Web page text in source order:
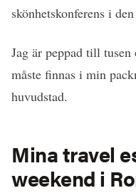
skönhetskonferens i
Jag är peppad till
måste finnas i min
huvudstad.
Mina travel
weekend i